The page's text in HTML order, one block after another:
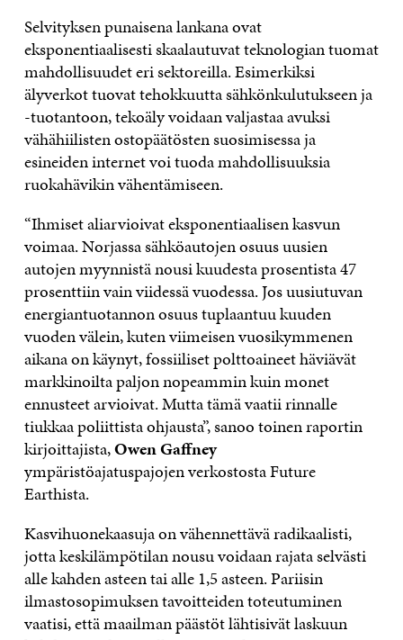
Selvityksen punaisena lankana ovat
eksponentiaalisesti skaalautuvat teknologian tuomat
mahdollisuudet eri sektoreilla. Esimerkiksi
älyverkot tuovat tehokkuutta sähkönkulutukseen ja
-tuotantoon, tekoäly voidaan valjastaa avuksi
vähähiilisten ostopäätösten suosimisessa ja
esineiden internet voi tuoda mahdollisuuksia
ruokahävikin vähentämiseen.
“Ihmiset aliarvioivat eksponentiaalisen kasvun
voimaa. Norjassa sähköautojen osuus uusien
autojen myynnistä nousi kuudesta prosentista 47
prosenttiin vain viidessä vuodessa. Jos uusiutuvan
energiantuotannon osuus tuplaantuu kuuden
vuoden välein, kuten viimeisen vuosikymmenen
aikana on käynyt, fossiiliset polttoaineet häviävät
markkinoilta paljon nopeammin kuin monet
ennusteet arvioivat. Mutta tämä vaatii rinnalle
tiukkaa poliittista ohjausta”, sanoo toinen raportin
kirjoittajista,Owen Gaffney
ympäristöajatuspajojen verkostosta Future
Earthista.
Kasvihuonekaasuja on vähennettävä radikaalisti,
jotta keskilämpötilan nousu voidaan rajata selvästi
alle kahden asteen tai alle 1,5 asteen. Pariisin
ilmastosopimuksen tavoitteiden toteutuminen
vaatisi, että maailman päästöt lähtisivät laskuun